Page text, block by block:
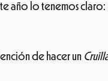
año lo tenemos claro:
de hacer un